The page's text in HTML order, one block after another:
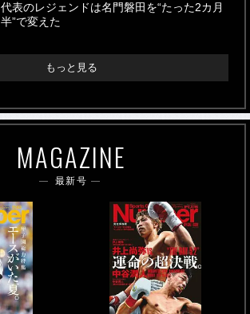
代表のレジェンドは名門磐田を“たった2カ月
半”で変えた
もっと見る
MAGAZINE
最新号